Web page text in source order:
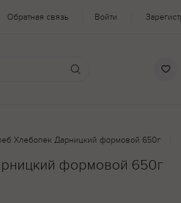
Обратная связь Войти
Хлебопек Дарницкий формовой 650г
формовой 650г